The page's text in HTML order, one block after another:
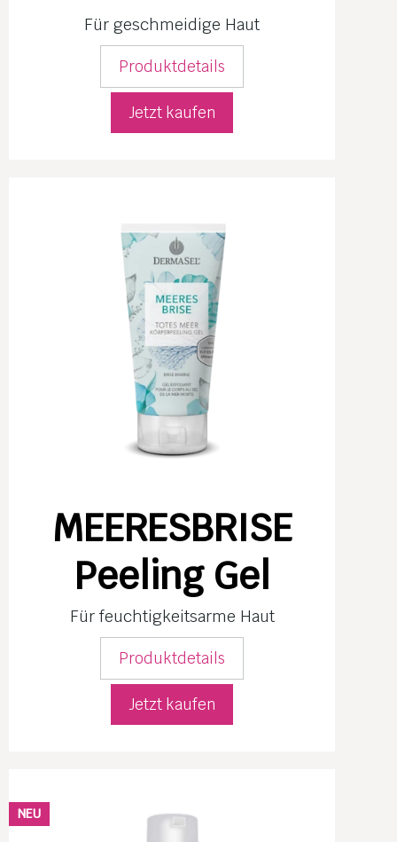
Für geschmeidige Haut
Produktdetails
Jetzt kaufen
MEERESBRISE
Peeling Gel
Für feuchtig­keits­arme Haut
Produktdetails
Jetzt kaufen
NEU